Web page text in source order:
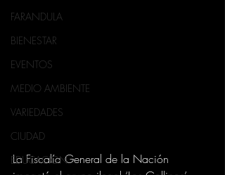
FARANDULA
BIENESTAR
EVENTOS
MEDIO AMBIENTE
VARIEDADES
CIUDAD
EDUCACION
La Fiscalía General de la Nación